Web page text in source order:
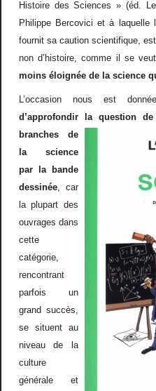
Histoire des Sciences » (éd.
Philippe Bercovici etàlaquelle l
fournit sa caution scientifique,
non d’ histoire, comme il se
moins éloignée de la science
’occasion nous est donné
d ’approfondir la question
branches de
la science
par la bande
dessinée, car
la plupart des
ouvrages dans
cette
catégorie,
rencontrant
parfois un
grand succès,
se situent au
niveau de la
culture
générale et